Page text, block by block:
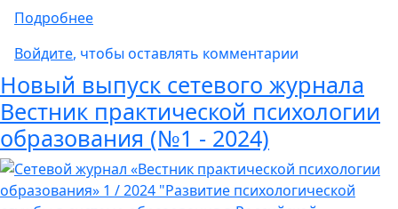
Подробнеео Сетевой журнал «Вестник
Войдите, чтобы оставлять комментарии
Новый выпуск сетевого журнала
Вестник практической психологии
образования (№1 - 2024)